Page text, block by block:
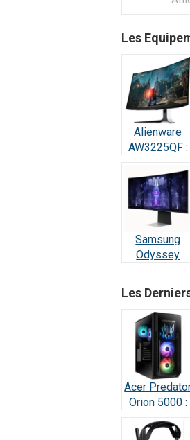
Les
Alienware
AW3225QF :
Gaming QD-
OLED 4K
240Hz
Samsung
Odyssey
Écran Ultra-
Performant –
Test & Avis
Les
Acer
Orion 5000 :
Test Complet
RTX 5070